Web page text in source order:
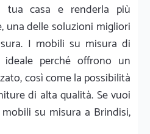
tua casa e renderla più
una delle soluzioni migliori
I mobili su misura di
perché offrono un
così come la possibilità
di alta qualità. Se vuoi
su misura a Brindisi,